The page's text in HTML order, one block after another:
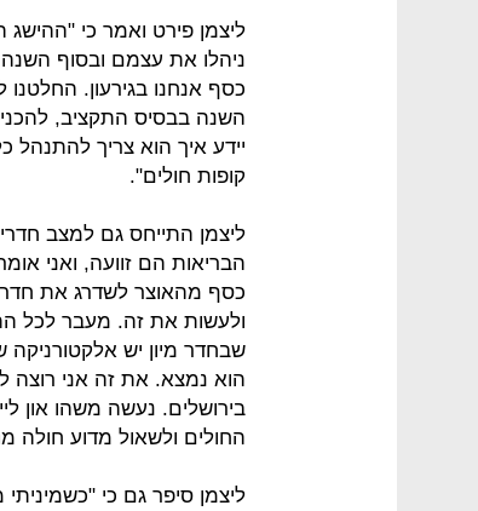
ליצמן פירט ואמר כי "ההישג
ניהלו את עצמם ובסוף השנה
כסף אנחנו בגירעון.
השנה בבסיס התקציב,
יידע איך הוא צריך
קופות חולים".
ליצמן התייחס גם למצב
הבריאות הם זוועה, ואני
כסף מהאוצר לשדרג את חדרי
ולעשות את זה. מעבר לכל
שבחדר מיון יש
הוא נמצא. את זה אני רוצה
בירושלים. נעשה משהו און
החולים ולשאול מדוע חולה מחכה 8
ליצמן סיפר גם כי